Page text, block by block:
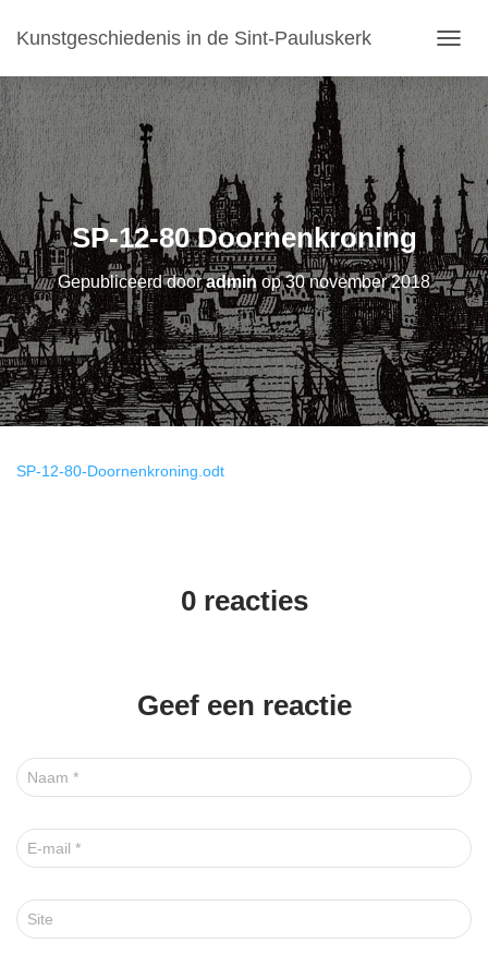
Kunstgeschiedenis in de Sint-Pauluskerk
O
G
G
L
E
N
A
V
I
G
A
T
I
E
SP-12-80 Doornenkroning
Gepubliceerd dooradmin op30 november 2018
SP-12-80-Doornenkroning.odt
0 reacties
Geef een reactie
Naam *
E-mail *
Site